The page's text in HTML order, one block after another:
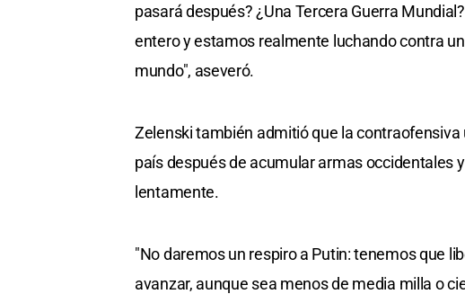
pasará después? ¿Una Tercera Guerra
entero y estamos realmente luchando contra
mundo", aseveró.
Zelenski también admitió que la contraofensiva
país después de acumular armas occidentales
lentamente.
"No daremos un respiro a Putin: tenemos que
avanzar, aunque sea menos de media milla o